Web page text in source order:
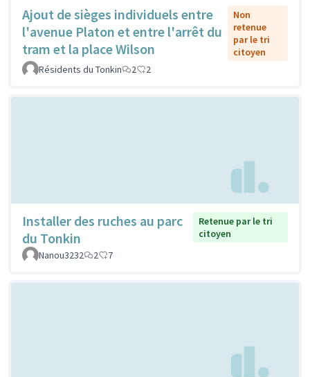
Ajout de sièges individuels entre
l'avenue Platon et entre l'arrêt du
tram et la place Wilson
Non
retenue
par le tri
citoyen
Résidents du Tonkin
2 2
Installer des ruches au parc
du Tonkin
Retenue par le tri
citoyen
Nanou3232
2 7